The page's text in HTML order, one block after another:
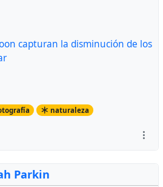
capturan la disminución de los
naturaleza
Parkin